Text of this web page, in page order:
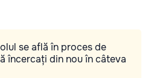
se află în proces de
încercați din nou în câteva